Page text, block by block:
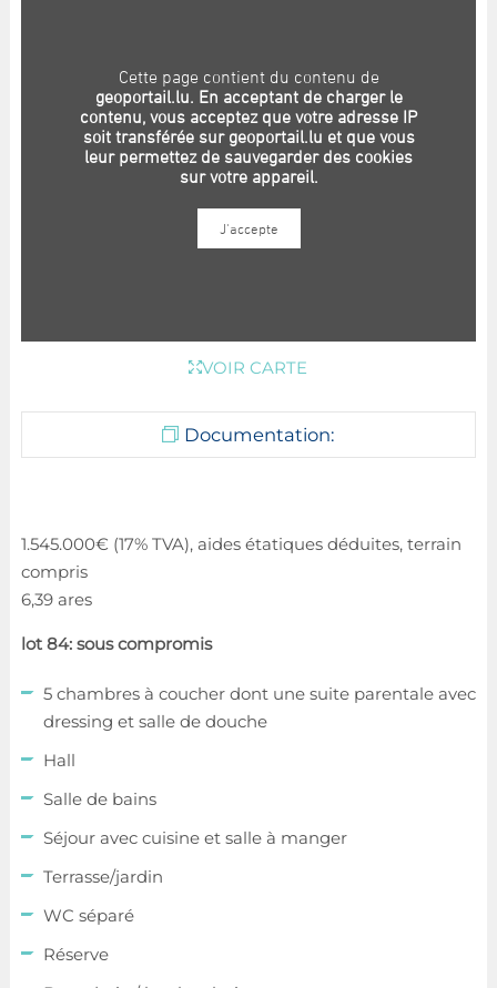
1.545.000€ (17% TVA), aides étatiques déduites, terrain
compris
6,39 ares
lot 84: sous compromis
5 chambres à coucher dont une suite parentale avec
dressing et salle de douche
Hall
Salle de bains
Séjour avec cuisine et salle à manger
Terrasse/jardin
WC séparé
Réserve
VOIR CARTE
Documentation: